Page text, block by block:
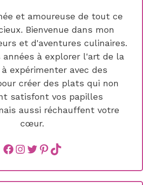
et amoureuse de tout ce
Bienvenue dans mon
et d'aventures culinaires.
années à explorer l'art de la
expérimenter avec des
créer des plats qui non
satisfont vos papilles
aussi réchauffent votre
cœur.
Facebook
instagram
Twitter
Pinterest
TikTok